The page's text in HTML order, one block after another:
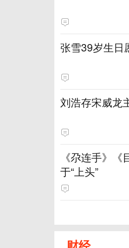
张雪39岁生日
刘浩存宋威龙
《尕连手》
于“上头”